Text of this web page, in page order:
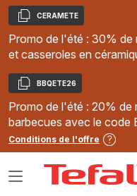
Copier
CERAMETE
Promo de l'été : 30%
et casseroles en
Copier
BBQETE26
Promo de l'été : 20% de
barbecues avec le code
Conditions de l'offre
Ouvrir